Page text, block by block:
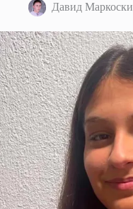
Давид Маркоски